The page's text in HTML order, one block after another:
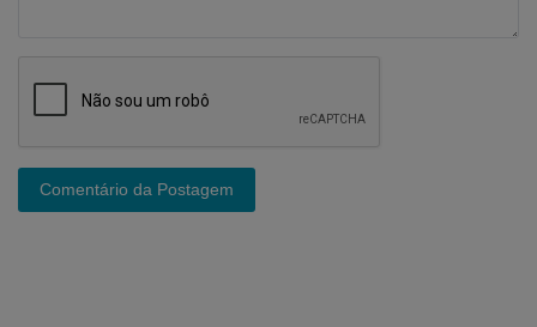
Comentário da Postagem